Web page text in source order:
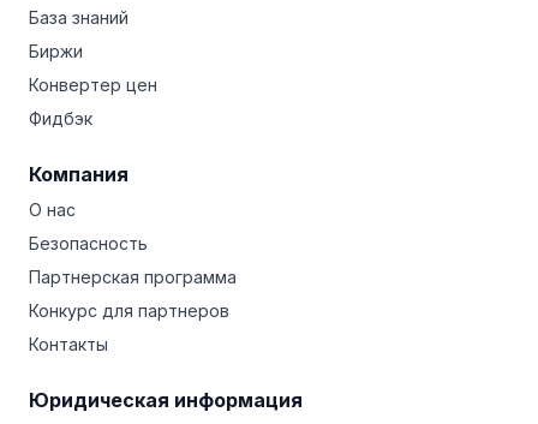
База знаний
Биржи
Конвертер цен
Фидбэк
Компания
О нас
Безопасность
Партнерская программа
Конкурс для партнеров
Контакты
Юридическая информация